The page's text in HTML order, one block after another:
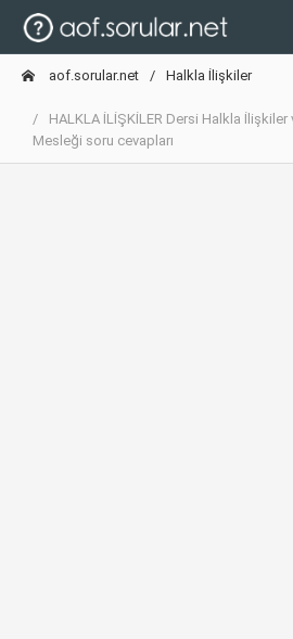
aof.sorular.net Halkla İlişkiler
HALKLA İLİŞKİLER Dersi Halkla
Mesleği soru cevapları